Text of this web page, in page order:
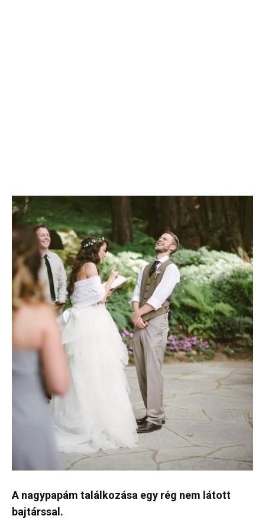
A nagypapám találkozása egy rég nem látott
bajtárssal.